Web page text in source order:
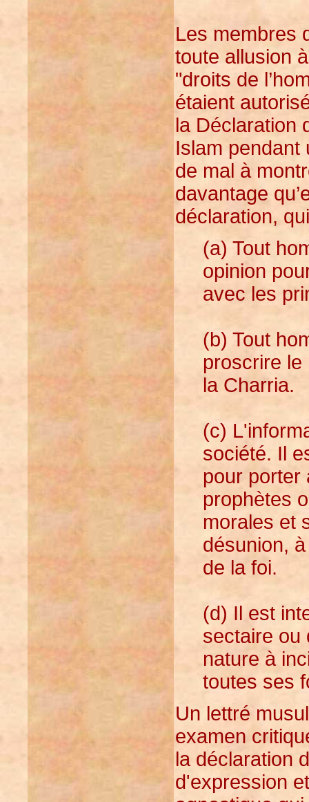
Les membres
toute allusion
"droits de
étaient
la Déclaration
Islam pendant
de mal à
davantage
déclaration,
(a) Tout
opinion
avec les
(b) Tout
proscrire le
la Charria.
(c)
société. Il
pour porter
prophètes
morales et
désunion,
de la foi.
(d) Il est
sectaire ou
nature à
toutes ses
Un lettré
examen
la déclaration
d'expression